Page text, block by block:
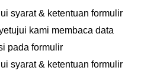
syarat & ketentuan formulir
kami membaca data
pada formulir
syarat & ketentuan formulir